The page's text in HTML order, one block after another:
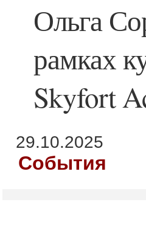
Ольга
рамках
Skyfort
29.10.2025
События